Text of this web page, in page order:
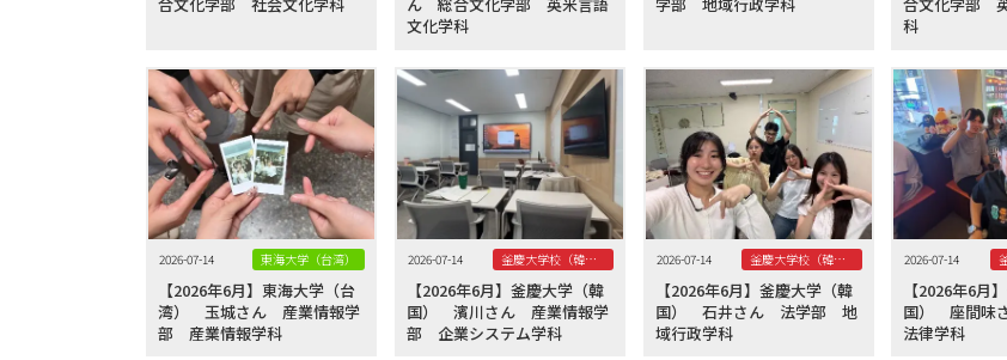
合文化学部 社会文化学科
ん 総合文化学部 英米言語
文化学科
学部 地域行政学科
合文化学部
科
2026-07-14 東海大学（台湾）
【2026年6月】東海大学（台
湾） 玉城さん 産業情報学
部 産業情報学科
2026-07-14 釜慶大学校（韓国）
【2026年6月】釜慶大学（韓
国） 濱川さん 産業情報学
部 企業システム学科
2026-07-14 釜慶大学校（韓国）
【2026年6月】釜慶大学（韓
国） 石井さん 法学部 地
域行政学科
2026-07-14
【2026年6月
国） 座間味
法律学科